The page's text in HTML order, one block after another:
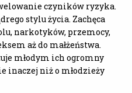
czyników ryzyka.
stylu życia. Zachęca
narkotyków, przemocy,
aż do małżeństwa.
młodym ich ogromny
inaczej niż o młodzieży